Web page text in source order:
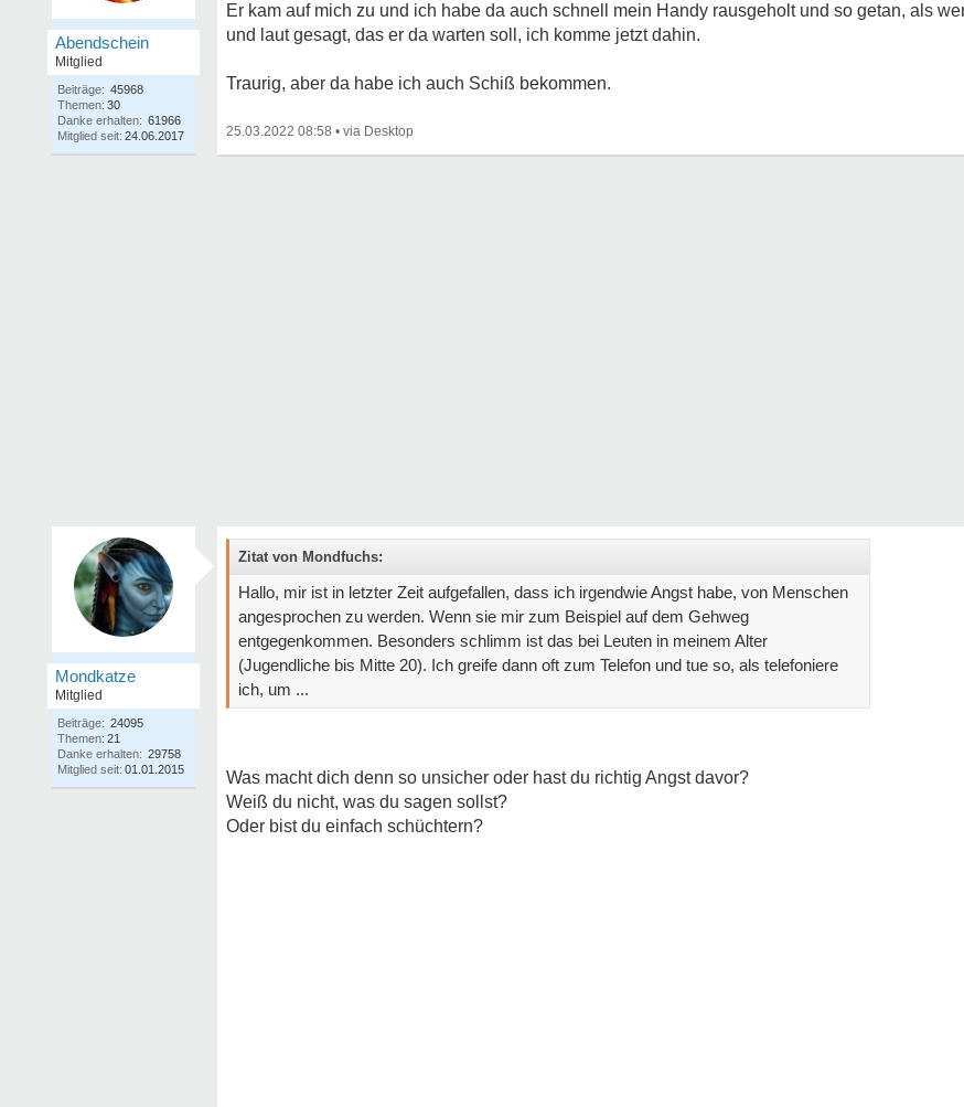
Abendschein
Mitglied
Beiträge: 45968
Themen: 30
Danke erhalten: 61966
Mitglied seit: 24.06.2017
Er kam auf mich zu und ich habe da auch schnell mein Handy rausgeholt und so getan, als
und laut gesagt, das er da warten soll, ich komme jetzt dahin.
Traurig, aber da habe ich auch Schiß bekommen.
25.03.2022 08:58 •
Mondkatze
Mitglied
Beiträge: 24095
Themen: 21
Danke erhalten: 29758
Mitglied seit: 01.01.2015
Zitat von Mondfuchs:
Hallo, mir ist in letzter Zeit aufgefallen, dass ich irgendwie Angst habe, von Menschen
angesprochen zu werden. Wenn sie mir zum Beispiel auf dem Gehweg
entgegenkommen. Besonders schlimm ist das bei Leuten in meinem Alter
(Jugendliche bis Mitte 20). Ich greife dann oft zum Telefon und tue so, als telefoniere
ich, um ...
Was macht dich denn so unsicher oder hast du richtig Angst davor?
Weiß du nicht, was du sagen sollst?
Oder bist du einfach schüchtern?